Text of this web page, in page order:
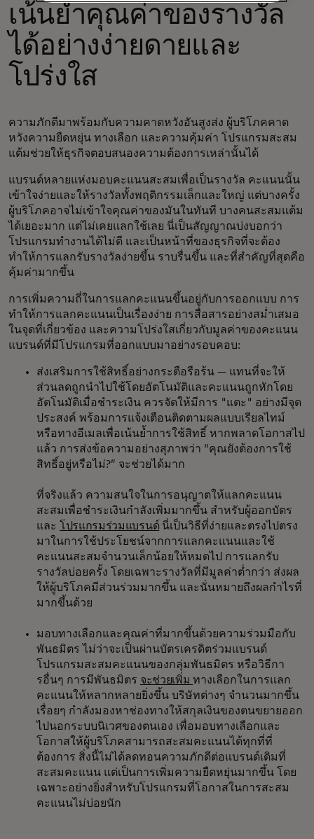
เน้นย้ำคุณค่าของรางวัล
ได้อย่างง่ายดายและ
โปร่งใส
ความภักดีมาพร้อมกับความคาดหวังอันสูงส่ง ผู้บริโภคคาด
หวังความยืดหยุ่น ทางเลือก และความคุ้มค่า โปรแกรมสะสม
แต้มช่วยให้ธุรกิจตอบสนองความต้องการเหล่านั้นได้
แบรนด์หลายแห่งมอบคะแนนสะสมเพื่อเป็นรางวัล คะแนนนั้น
เข้าใจง่ายและให้รางวัลทั้งพฤติกรรมเล็กและใหญ่ แต่บางครั้ง
ผู้บริโภคอาจไม่เข้าใจคุณค่าของมันในทันที บางคนสะสมแต้ม
ได้เยอะมาก แต่ไม่เคยแลกใช้เลย นี่เป็นสัญญาณบ่งบอกว่า
โปรแกรมทำงานได้ไม่ดี และเป็นหน้าที่ของธุรกิจที่จะต้อง
ทำให้การแลกรับรางวัลง่ายขึ้น ราบรื่นขึ้น และที่สำคัญที่สุดคือ
คุ้มค่ามากขึ้น
การเพิ่มความถี่ในการแลกคะแนนขึ้นอยู่กับการออกแบบ การ
ทำให้การแลกคะแนนเป็นเรื่องง่าย การสื่อสารอย่างสม่ำเสมอ
ในจุดที่เกี่ยวข้อง และความโปร่งใสเกี่ยวกับมูลค่าของคะแนน
แบรนด์ที่มีโปรแกรมที่ออกแบบมาอย่างรอบคอบ:
ส่งเสริมการใช้สิทธิ์อย่างกระตือรือร้น — แทนที่จะให้
ส่วนลดถูกนำไปใช้โดยอัตโนมัติและคะแนนถูกหักโดย
อัตโนมัติเมื่อชำระเงิน ควรจัดให้มีการ "แตะ" อย่างมีจุด
ประสงค์ พร้อมการแจ้งเตือนติดตามผลแบบเรียลไทม์
หรือทางอีเมลเพื่อเน้นย้ำการใช้สิทธิ์ หากพลาดโอกาสไป
แล้ว การส่งข้อความอย่างสุภาพว่า “คุณยังต้องการใช้
สิทธิ์อยู่หรือไม่?” จะช่วยได้มาก
ที่จริงแล้ว ความสนใจในการอนุญาตให้แลกคะแนน
สะสมเพื่อชำระเงินกำลังเพิ่มมากขึ้น สำหรับผู้ออกบัตร
และ โปรแกรมร่วมแบรนด์ นี่เป็นวิธีที่ง่ายและตรงไปตรง
มาในการใช้ประโยชน์จากการแลกคะแนนและใช้
คะแนนสะสมจำนวนเล็กน้อยให้หมดไป การแลกรับ
รางวัลบ่อยครั้ง โดยเฉพาะรางวัลที่มีมูลค่าต่ำกว่า ส่งผล
ให้ผู้บริโภคมีส่วนร่วมมากขึ้น และนั่นหมายถึงผลกำไรที่
มากขึ้นด้วย
มอบทางเลือกและคุณค่าที่มากขึ้นด้วยความร่วมมือกับ
พันธมิตร ไม่ว่าจะเป็นผ่านบัตรเครดิตร่วมแบรนด์
โปรแกรมสะสมคะแนนของกลุ่มพันธมิตร หรือวิธีกา
รอื่นๆ การมีพันธมิตร จะช่วยเพิ่มทางเลือกในการแลก
คะแนนให้หลากหลายยิ่งขึ้น บริษัทต่างๆ จำนวนมากขึ้น
เรื่อยๆ กำลังมองหาช่องทางให้สกุลเงินของตนขยายออก
ไปนอกระบบนิเวศของตนเอง เพื่อมอบทางเลือกและ
โอกาสให้ผู้บริโภคสามารถสะสมคะแนนได้ทุกที่ที่
ต้องการ สิ่งนี้ไม่ได้ลดทอนความภักดีต่อแบรนด์เดิมที่
สะสมคะแนน แต่เป็นการเพิ่มความยืดหยุ่นมากขึ้น โดย
เฉพาะอย่างยิ่งสำหรับโปรแกรมที่โอกาสในการสะสม
คะแนนไม่บ่อยนัก